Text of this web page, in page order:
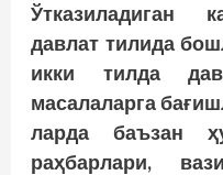
Ўтказиладиган
давлат тилида
икки тилда
масалаларга
ларда баъзан
раҳбарлари,